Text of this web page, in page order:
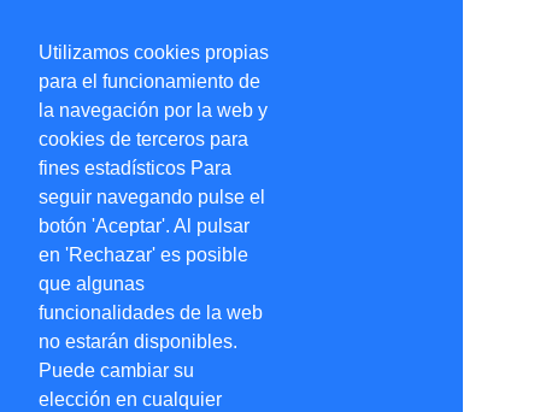
Utilizamos cookies propias
para el funcionamiento de
la navegación por la web y
cookies de terceros para
fines estadísticos Para
seguir navegando pulse el
botón 'Aceptar'. Al pulsar
en 'Rechazar' es posible
que algunas
funcionalidades de la web
no estarán disponibles.
Puede cambiar su
elección en cualquier